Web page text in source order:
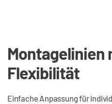
Montagelinien
Flexibilität
Einfache Anpassung für